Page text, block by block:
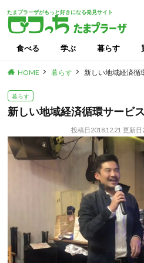
たまプラーザがもっと好きになる発見サイト
食べる 学ぶ 暮らす
HOME 暮らす 新しい地域経済循
暮らす
新しい地域経済循環サービ
投稿日 2018.12.21 更新日